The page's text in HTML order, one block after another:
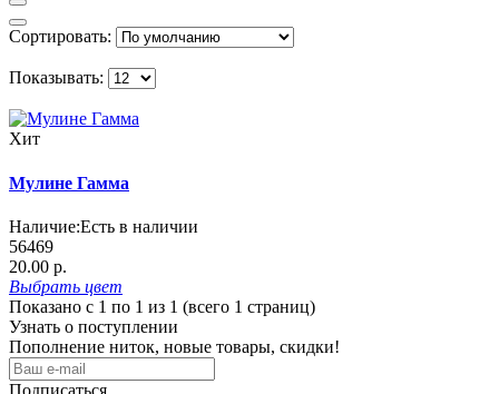
Сортировать:
Показывать:
Хит
Мулине Гамма
Наличие:Есть в наличии
56469
20.00 р.
Выбрать цвет
Показано с 1 по 1 из 1 (всего 1 страниц)
Узнать о поступлении
Пополнение ниток, новые товары, скидки!
Подписаться